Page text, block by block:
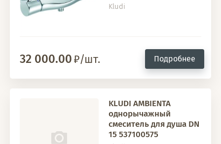
Kludi
32 000.00 /шт. Подробнее
KLUDI AMBIENTA
однорычажный
смеситель для душа DN
15 537100575